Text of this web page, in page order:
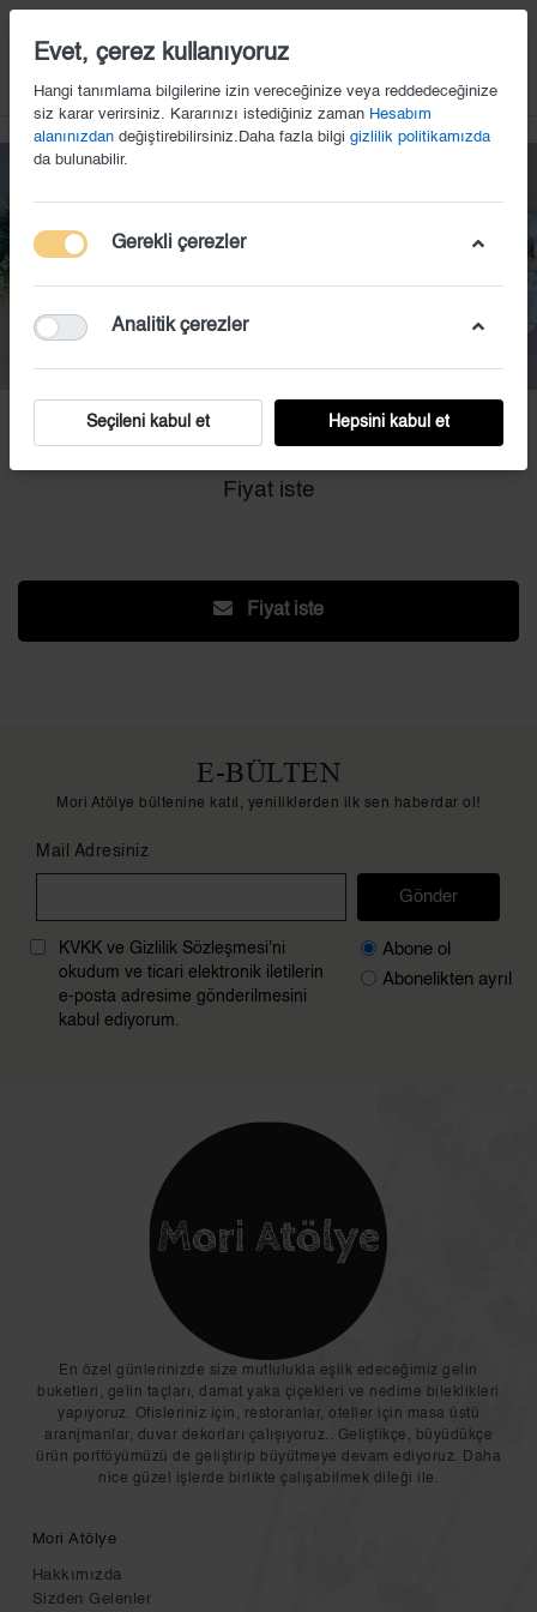
KS (79)
Fiyat iste
Fiyat iste
E-BÜLTEN
Mori Atölye bültenine katıl, yeniliklerden ilk sen haberdar ol!
Mail Adresiniz
Gönder
KVKK ve Gizlilik Sözleşmesi'ni
okudum ve ticari elektronik iletilerin
e-posta adresime gönderilmesini
kabul ediyorum.
Abone ol
Abonelikten ayrıl
En özel günlerinizde size mutlulukla eşlik edeceğimiz gelin
buketleri, gelin taçları, damat yaka çiçekleri ve nedime bileklikleri
yapıyoruz. Ofisleriniz için, restoranlar, oteller için masa üstü
aranjmanlar, duvar dekorları çalışıyoruz.. Geliştikçe, büyüdükçe
ürün portföyümüzü de geliştirip büyütmeye devam ediyoruz. Daha
nice güzel işlerde birlikte çalışabilmek dileği ile.
Mori Atölye
Hakkımızda
Sizden Gelenler
Evet, çerez kullanıyoruz
Hangi tanımlama bilgilerine izin vereceğinize veya reddedeceğinize
siz karar verirsiniz. Kararınızı istediğiniz zaman Hesabım
alanınızdan değiştirebilirsiniz.Daha fazla bilgi gizlilik politikamızda
da bulunabilir.
Gerekli çerezler
Analitik çerezler
Seçileni kabul et Hepsini kabul et